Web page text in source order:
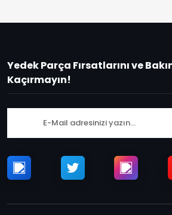
Yedek Parça Fırsatlarını ve
Kaçırmayın!